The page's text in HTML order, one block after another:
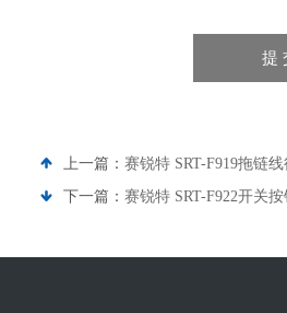
上一篇： 赛锐特 SRT-F919拖链
下一篇： 赛锐特 SRT-F922开关